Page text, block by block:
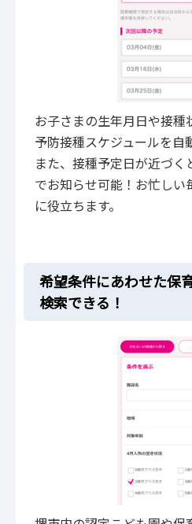
お子さまの生年月日や接種
予防接種スケジュールを自
また、接種予定日が近づ
でお知らせ可能！お忙しい
に役立ちます。
希望条件にあわせた保
検索できる！